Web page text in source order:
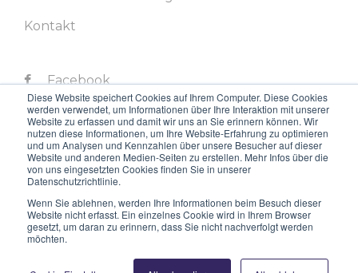
Diese Website speichert Cookies auf Ihrem Computer. Diese Cookies
werden verwendet, um Informationen über Ihre Interaktion mit unserer
Website zu erfassen und damit wir uns an Sie erinnern können. Wir
nutzen diese Informationen, um Ihre Website-Erfahrung zu optimieren
und um Analysen und Kennzahlen über unsere Besucher auf dieser
Website und anderen Medien-Seiten zu erstellen. Mehr Infos über die
von uns eingesetzten Cookies finden Sie in unserer
Datenschutzrichtlinie.
Wenn Sie ablehnen, werden Ihre Informationen beim Besuch dieser
Website nicht erfasst. Ein einzelnes Cookie wird in Ihrem Browser
gesetzt, um daran zu erinnern, dass Sie nicht nachverfolgt werden
möchten.
Kontakt
Facebook
Twitter
LinkedIn
Instagram
Youtube